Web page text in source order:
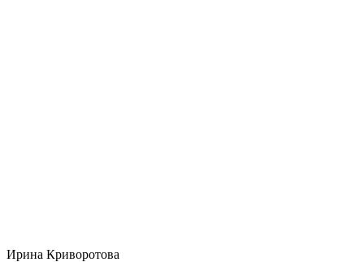
Ирина Криворотова